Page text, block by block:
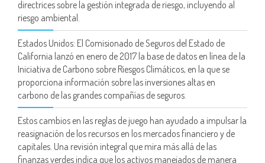
directrices sobre la gestión integrada de riesgo, incluyendo al
riesgo ambiental.
Estados Unidos: El Comisionado de Seguros del Estado de
California lanzó en enero de 2017 la base de datos en línea de la
Iniciativa de Carbono sobre Riesgos Climáticos, en la que se
proporciona información sobre las inversiones altas en
carbono de las grandes compañías de seguros.
Estos cambios en las reglas de juego han ayudado a impulsar la
reasignación de los recursos en los mercados financiero y de
capitales. Una revisión integral que mira más allá de las
finanzas verdes indica que los activos manejados de manera